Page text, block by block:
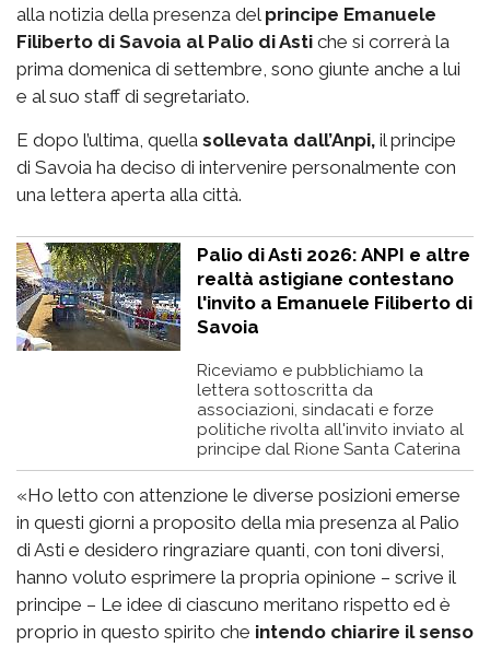
alla notizia della presenza del principe Emanuele
Filiberto di Savoia al Palio di Asti che si correrà la
prima domenica di settembre, sono giunte anche a lui
e al suo staff di segretariato.
E dopo l’ultima, quella sollevata dall’Anpi, il principe
di Savoia ha deciso di intervenire personalmente con
una lettera aperta alla città.
Palio di Asti 2026: ANPI e altre
realtà astigiane contestano
l'invito a Emanuele Filiberto di
Savoia
Riceviamo e pubblichiamo la
lettera sottoscritta da
associazioni, sindacati e forze
politiche rivolta all'invito inviato al
principe dal Rione Santa Caterina
«Ho letto con attenzione le diverse posizioni emerse
in questi giorni a proposito della mia presenza al Palio
di Asti e desidero ringraziare quanti, con toni diversi,
hanno voluto esprimere la propria opinione – scrive il
principe – Le idee di ciascuno meritano rispetto ed è
proprio in questo spirito che intendo chiarire il senso